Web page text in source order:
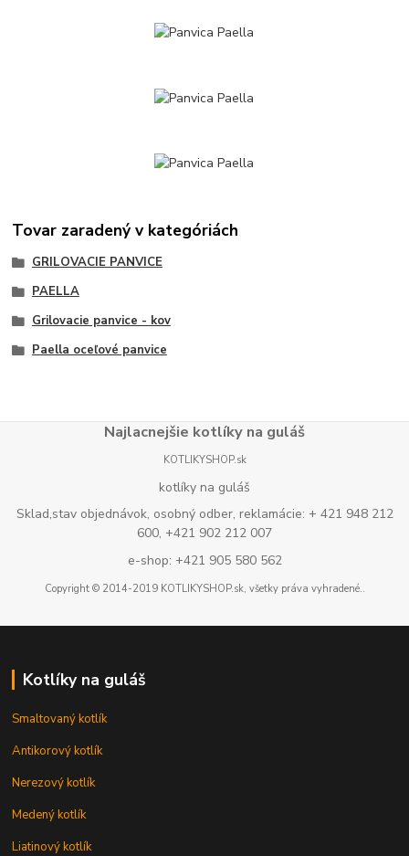
Tovar zaradený v kategóriách
GRILOVACIE PANVICE
PAELLA
Grilovacie panvice - kov
Paella oceľové panvice
Najlacnejšie kotlíky na guláš
KOTLIKYSHOP.sk
kotlíky na guláš
Sklad,stav objednávok, osobný odber, reklamácie: + 421 948 212
600, +421 902 212 007
e-shop: +421 905 580 562
Copyright © 2014-2019 KOTLIKYSHOP.sk, všetky práva vyhradené..
Kotlíky na guláš
Smaltovaný kotlík
Antikorový kotlík
Nerezový kotlík
Medený kotlík
Liatinový kotlík